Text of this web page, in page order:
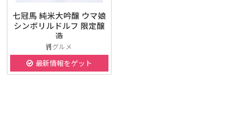
七冠馬 純米大吟醸 ウマ娘
シンボリルドルフ 限定醸
造
グルメ
最新情報をゲット